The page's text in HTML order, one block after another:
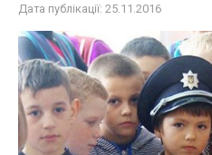
Дата публікації: 25.11.2016